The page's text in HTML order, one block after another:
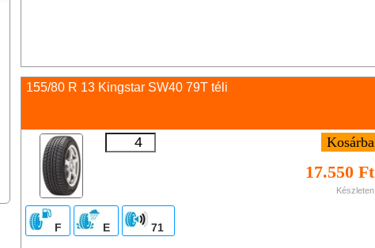
155/80 R 13 Kingstar SW40 79T téli
17.550 Ft
Készleten
F E 71